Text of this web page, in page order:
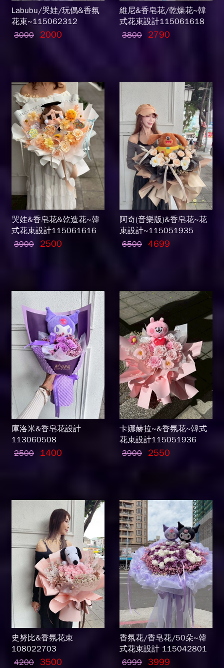
Labubu/哭娃/玩偶&香氛
花束~115062312
3000
2000
維尼&香皂花/乾燥花~韓
式花束設計115061618
3800
2790
哭娃&香皂花&乾造花~韓
式花束設計115061616
3900
2500
阿奇(音樂版)&香皂花~花
束設計~115051935
6500 4699
庫洛米&香皂花設計
113060508
2500
1400
卡娜赫拉~&香氛花~韓式
花束設計115051936
3900
2550
史努比&香氛花束
108022703
4200 3500
香氛花/香皂花/50朵~韓
式花束設計 115042801
6999 3999